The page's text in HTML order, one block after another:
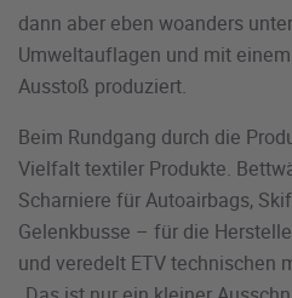
dann aber eben woanders
Umweltauflagen und mit
Ausstoß produziert.
Beim Rundgang durch die
Vielfalt textiler Produkte.
Scharniere für Autoairbags,
Gelenkbusse – für die
und veredelt ETV technischen